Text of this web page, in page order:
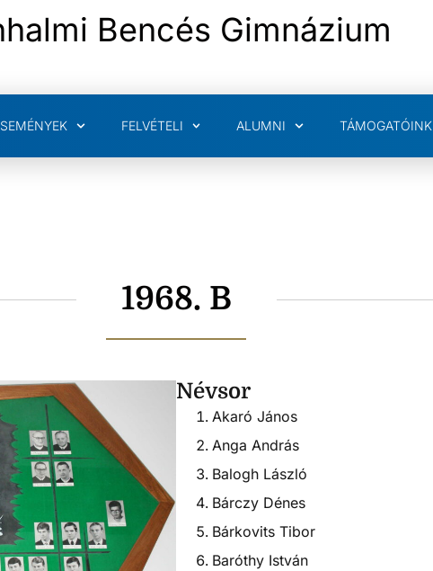
Bencés Gimnázium
FELVÉTELI ALUMNI TÁMOGATÓINK
1968. B
Névsor
Akaró János
Anga András
Balogh László
Bárczy Dénes
Bárkovits Tibor
Baróthy István